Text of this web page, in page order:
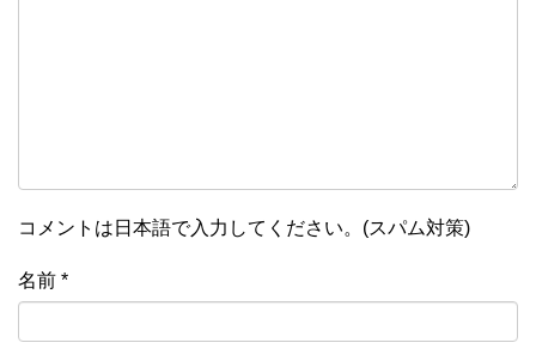
コメントは日本語で入力してください。(スパム対策)
名前 *